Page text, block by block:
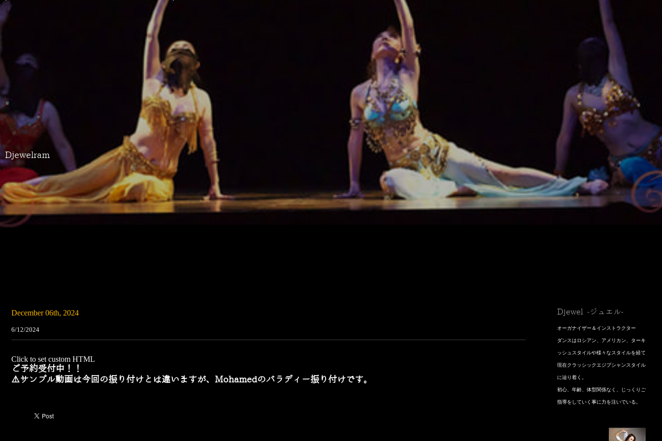
Djewelram
December 06th, 2024
6/12/2024
Click to set custom HTML
ご予約受付中！！
⚠️サンプル動画は今回の振り付けとは違いますが、Mohamedのバラディー振り付けです。
Djewel -ジュエル-
オーガナイザー＆インストラクター
​ダンスはロシアン、アメリカン、ターキ
ッシュスタイルや様々なスタイルを経て
現在クラッシックエジプシャンスタイル
に辿り着く。
初心、年齢、体型関係なく、じっくりご
指導をしていく事に力を注いでいる。